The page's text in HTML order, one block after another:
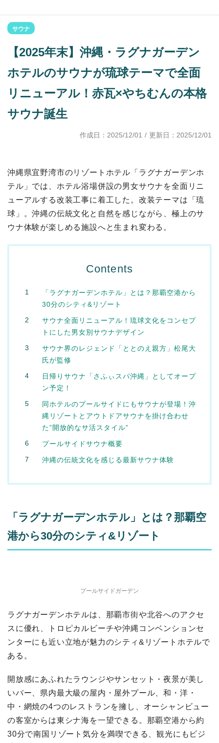
サウナ
【2025年末】沖縄・ラグナガーデン
ホテルのサウナが琉球テーマで全面
リニューアル！赤瓦×やちむんの本格
サウナ誕生
作成日： 2025/12/01 / 更新日： 2025/12/01
沖縄県宜野湾市のリゾートホテル「ラグナガーデンホ
テル」では、ホテル浴場併設の男女サウナを全面リニ
ューアルする改装工事に着工した。改装テーマは「琉
球」。沖縄の伝統文化と自然を感じながら、極上のサ
ウナ体験が楽しめる施設へと生まれ変わる。
Contents
「ラグナガーデンホテル」とは？那覇空港から
30分のシティ&リゾート
サウナ全面リニューアル！琉球文化をコンセプ
トにした男女別サウナデザイン
サウナ界のレジェンド「ととのえ親方」松尾大
氏が監修
日帰りサウナ「さふぃスパ沖縄」としてオープ
ン予定！
同ホテルのプールサイドにもサウナが登場！沖
縄リゾートとアウトドアサウナを掛け合わせ
た”開放的なサ活スタイル”
プールサイドサウナ概要
沖縄の伝統文化を感じる最新サウナ体験
「ラグナガーデンホテル」とは？那覇空
港から30分のシティ&リゾート
プールサイドガーデン
ラグナガーデンホテルは、那覇市街や北谷へのアクセ
スに優れ、トロピカルビーチや沖縄コンベンションセ
ンターにも近い立地が魅力のシティ&リゾートホテルで
ある。
開放感にあふれたラウンジやサンセット・夜景が美し
いバー、県内最大級の屋内・屋外プール、和・洋・
中・網焼の4つのレストランを擁し、オーシャンビュー
の客室からは東シナ海を一望できる。那覇空港から約
30分で南国リゾート気分を満喫できる、観光にもビジ